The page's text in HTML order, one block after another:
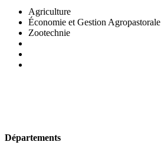
Agriculture
Économie et Gestion Agropastorale
Zootechnie
Départements